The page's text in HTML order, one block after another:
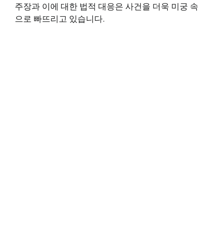
주장과 이에 대한 법적 대응은 사건을 더욱 미궁 속
으로 빠뜨리고 있습니다.